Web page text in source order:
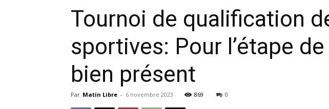
Tournoi de qualification
sportives: Pour l’étape
bien présent
Par Matin Libre - 6 novembre 2023 869 0